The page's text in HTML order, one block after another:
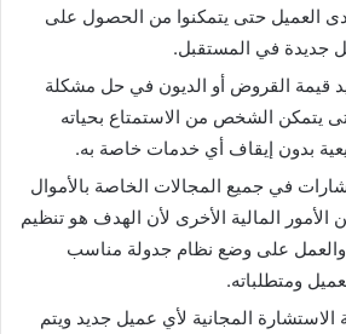
لدى العميل حتى يتمكنوا من الحصول على
جديدة في المستقبل.
قيمة القروض أو الديون في حل مشكلة
يتمكن الشخص من الاستمتاع بحياته
بدون إيقاف أي خدمات خاصة به.
في جميع المجالات الخاصة بالأموال
الأمور المالية الأخرى لأن الهدف هو تنظيم
والعمل على وضع نظام جدولة مناسب
ومتطلباته.
المجانية لأي عميل جديد ويتم